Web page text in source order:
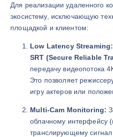
Для реализации удаленного
экосистему, исключающую
площадкой и клиентом:
Low Latency Streaming:
SRT (Secure Reliable
передачу видеопотока
Это позволяет
игру актеров или
Multi-Cam Monitoring:
облачному интерфейсу
транслирующему